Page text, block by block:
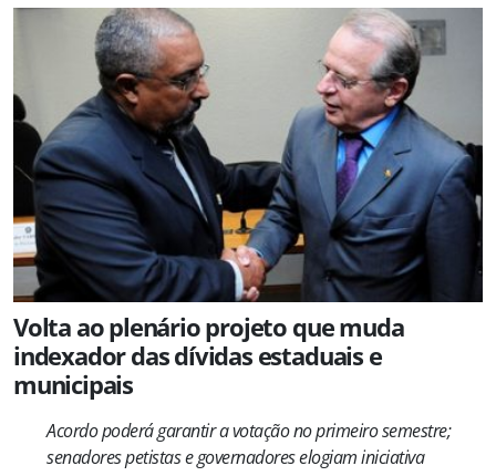
Volta ao plenário projeto que muda
indexador das dívidas estaduais e
municipais
Acordo poderá garantir a votação no primeiro semestre;
senadores petistas e governadores elogiam iniciativa